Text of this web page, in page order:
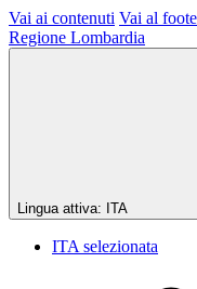
Vai ai contenuti Vai al
Regione Lombardia
Lingua attiva: ITA
ITA selezionata